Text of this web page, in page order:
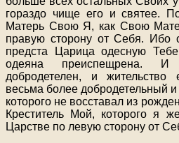
гораздо чище его и святее.
Матерь Свою Я, как Свою
правую сторону от Себя. Ибо
предста Царица одесную
одеяна преиспещрена.
добродетелен, и
весьма более добродетельный
которого не восставал из
Креститель Мой, которого я
Царстве по левую сторону от